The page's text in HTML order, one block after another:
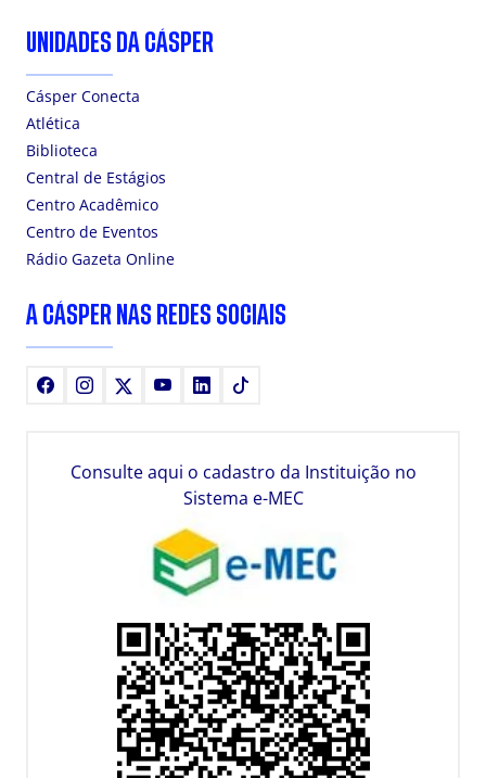
UNIDADES DA CÁSPER
Cásper Conecta
Atlética
Biblioteca
Central de Estágios
Centro Acadêmico
Centro de Eventos
Rádio Gazeta Online
A CÁSPER NAS REDES SOCIAIS
FacebookInstagram YoutubeLinkedIn
Consulte aqui o cadastro da Instituição no
Sistema e-MEC